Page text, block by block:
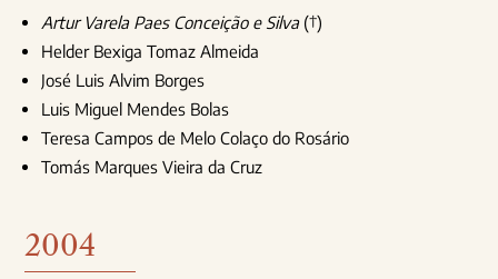
Artur Varela Paes Conceição e Silva(†)
Helder Bexiga Tomaz Almeida
José Luis Alvim Borges
Luis Miguel Mendes Bolas
Teresa Campos de Melo Colaço do Rosário
Tomás Marques Vieira da Cruz
2004